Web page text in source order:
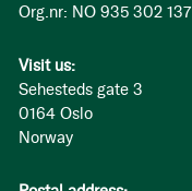
Org.nr: NO 935 302 137
Visit us:
Sehesteds gate 3
0164 Oslo
Norway